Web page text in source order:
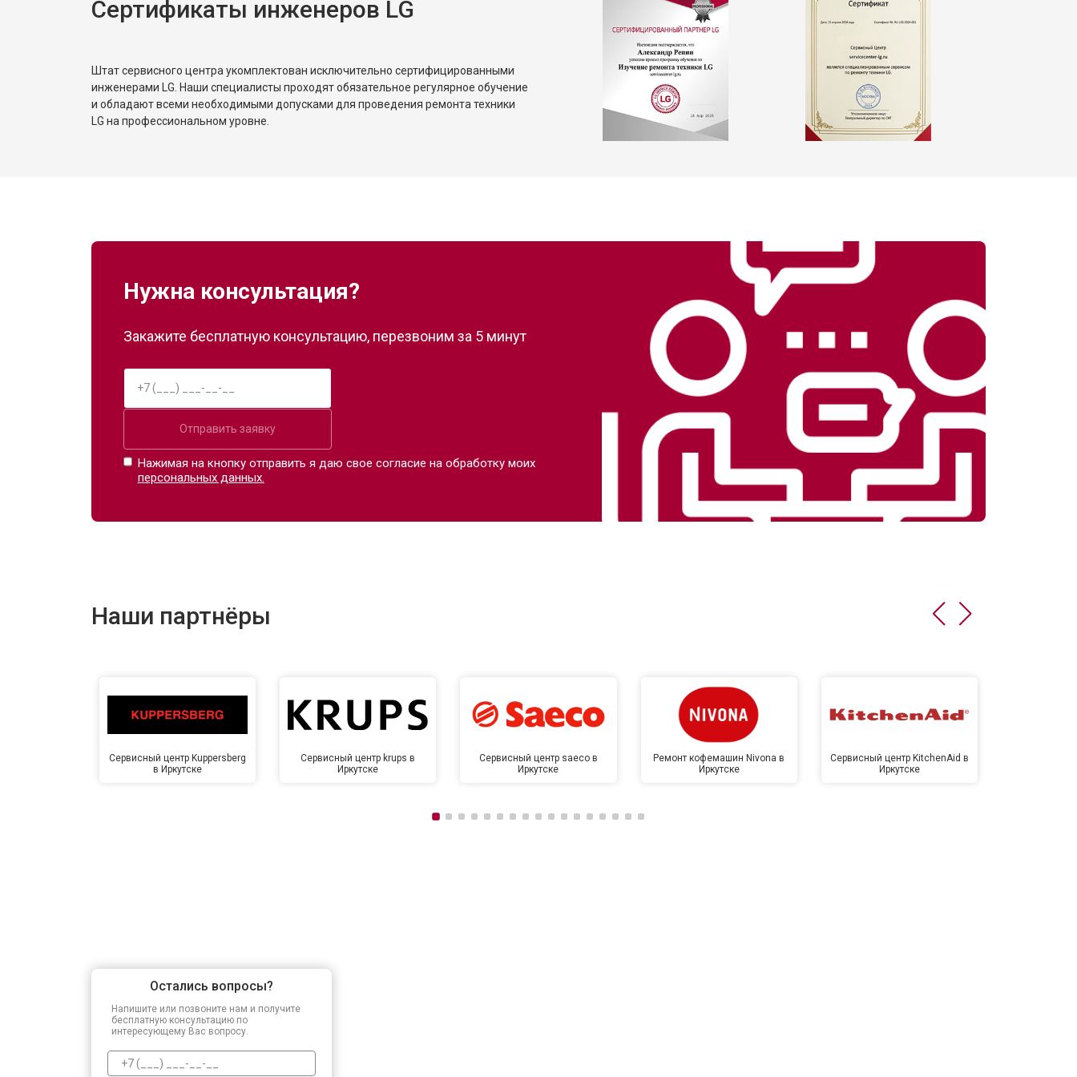
Замена реле от 2550 ₽ Заказать
от 50 мин от 1900 ₽ Заказать
Сертификаты инженеров LG
Штат сервисного центра укомплектован исключительно сертифицированными
инженерами LG. Наши специалисты проходят обязательное регулярное обучение
и обладают всеми необходимыми допусками для проведения ремонта техники
LG на профессиональном уровне.
Нужна консультация?
Закажите бесплатную консультацию, перезвоним за 5 минут
Отправить заявку
Нажимая на кнопку отправить я даю свое согласие на обработку моих
персональных данных.
Наши партнёры
Сервисный центр Kuppersberg
в Иркутске
Сервисный центр krups в
Иркутске
Сервисный центр saeco в
Иркутске
Ремонт кофемашин Nivona в
Иркутске
Сервисный центр KitchenAid в
Иркутске
Остались вопросы?
Напишите или позвоните нам и получите
бесплатную консультацию по
интересующему Вас вопросу.